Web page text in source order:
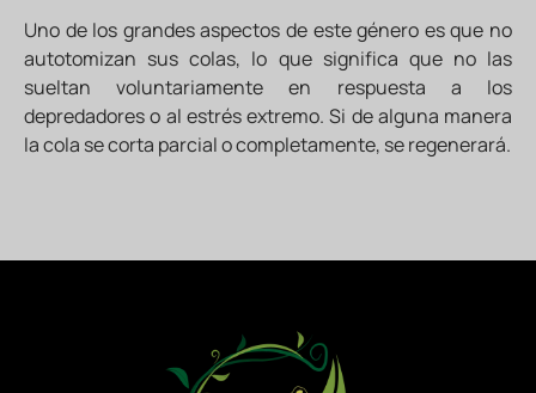
Uno de los grandes aspectos de este género es que no
autotomizan sus colas, lo que significa que no las
sueltan voluntariamente en respuesta a los
depredadores o al estrés extremo. Si de alguna manera
la cola se corta parcial o completamente, se regenerará.